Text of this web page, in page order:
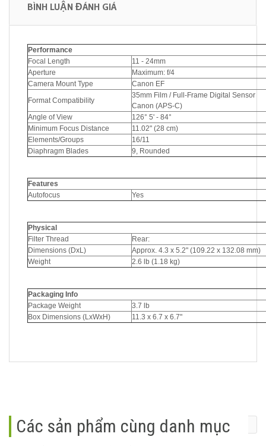
BÌNH LUẬN ĐÁNH GIÁ
Performance
Focal Length
11 - 24mm
Aperture
Maximum: f/4
Camera Mount Type
Canon EF
Format Compatibility
35mm Film / Full-Frame Digital Sensor
Canon (APS-C)
Angle of View
126° 5' - 84°
Minimum Focus Distance
11.02" (28 cm)
Elements/Groups
16/11
Diaphragm Blades
9, Rounded
Features
Autofocus
Yes
Physical
Filter Thread
Rear:
Dimensions (DxL)
Approx. 4.3 x 5.2" (109.22 x 132.08 mm)
Weight
2.6 lb (1.18 kg)
Packaging Info
Package Weight
3.7 lb
Box Dimensions (LxWxH)
11.3 x 6.7 x 6.7"
Các sản phẩm cùng danh mục